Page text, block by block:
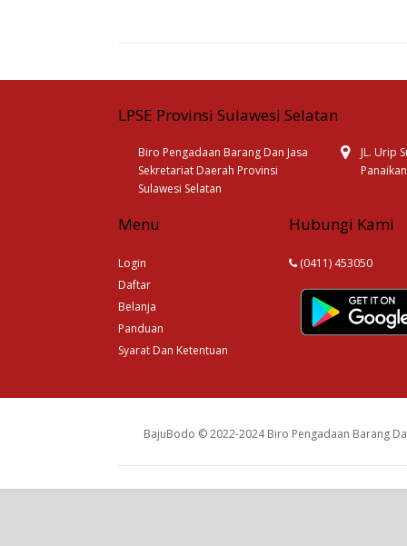
LPSE Provinsi Sulawesi Selatan
Biro Pengadaan Barang Dan Jasa
Sekretariat Daerah Provinsi
Sulawesi Selatan
JL. Urip
Menu
Login
Daftar
Belanja
Panduan
Syarat Dan Ketentuan
Hubungi Kami
(0411) 453050
BajuBodo © 2022-2024 Biro Pengadaan Barang